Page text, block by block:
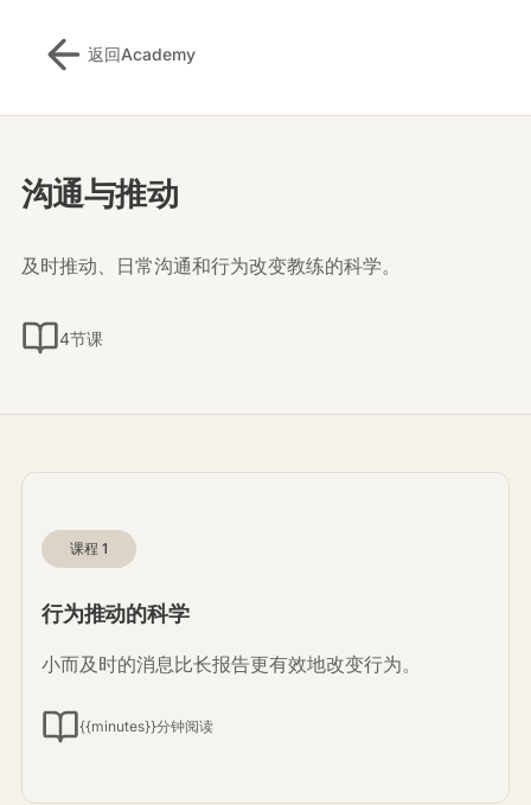
返回Academy
沟通与推动
及时推动、日常沟通和行为改变教练的科学。
4节课
课程 1
行为推动的科学
小而及时的消息比长报告更有效地改变行为。
{{minutes}}分钟阅读